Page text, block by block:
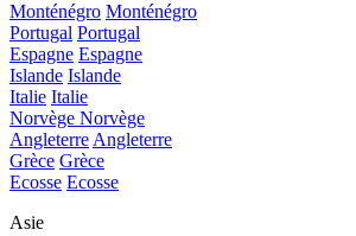
Monténégro Monténégro
Portugal Portugal
Espagne Espagne
Islande Islande
Italie Italie
Norvège Norvège
AngleterreAngleterre
Grèce Grèce
Ecosse Ecosse
Asie